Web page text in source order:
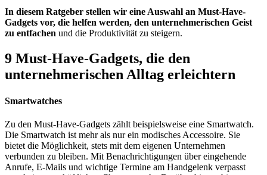
In diesem Ratgeber stellen wir eine Auswahl an Must-Have-
Gadgets vor, die helfen werden, den unternehmerischen Geist
zu entfachen und die Produktivität zu steigern.
9 Must-Have-Gadgets, die den
unternehmerischen Alltag erleichtern
Smartwatches
Zu den Must-Have-Gadgets zählt beispielsweise eine Smartwatch.
Die Smartwatch ist mehr als nur ein modisches Accessoire. Sie
bietet die Möglichkeit, stets mit dem eigenen Unternehmen
verbunden zu bleiben. Mit Benachrichtigungen über eingehende
Anrufe, E-Mails und wichtige Termine am Handgelenk verpasst